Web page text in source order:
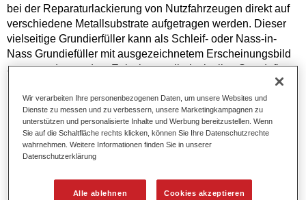
bei der Reparaturlackierung von Nutzfahrzeugen direkt auf
verschiedene Metallsubstrate aufgetragen werden. Dieser
vielseitige Grundierfüller kann als Schleif- oder Nass-in-
Nass Grundiefüller mit ausgezeichnetem Erscheinungsbild
angewendet werden. Er ist kompatibel mit allen Standofleet-
Decklacken und Basislacken sowie allen gängigen Härtern
und Verdünnern.
Produktmerkmale
VOC-konform.
Direkte Verarbeitung auf Metall oder Plastik.
Hervorragendes Aussehen.
Gute Korrosionsschutz- und Haftungseigenschaften.
Wir verarbeiten Ihre personenbezogenen Daten, um unsere Websites und
Dienste zu messen und zu verbessern, unsere Marketingkampagnen zu
unterstützen und personalisierte Inhalte und Werbung bereitzustellen. Wenn
Sie auf die Schaltfläche rechts klicken, können Sie Ihre Datenschutzrechte
wahrnehmen. Weitere Informationen finden Sie in unserer
Datenschutzerklärung
Alle ablehnen Cookies akzeptieren